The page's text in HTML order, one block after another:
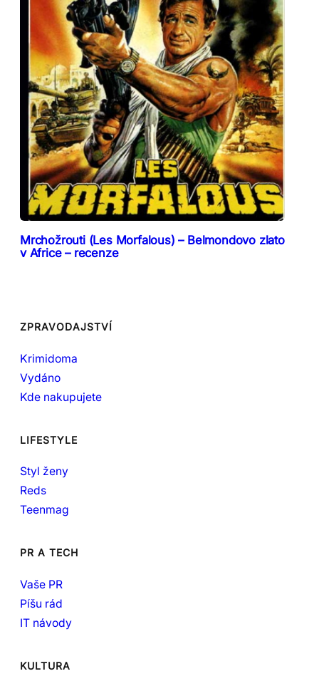
Mrchožrouti (Les Morfalous) – Belmondovo zlato
v Africe – recenze
ZPRAVODAJSTVÍ
Krimidoma
Vydáno
Kde nakupujete
LIFESTYLE
Styl ženy
Reds
Teenmag
PR A TECH
Vaše PR
Píšu rád
IT návody
KULTURA